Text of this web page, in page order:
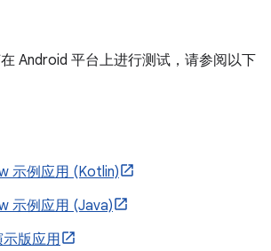
Android 平台上进行测试，请参阅以下
示例应用 (Kotlin)
示例应用 (Java)
版应用